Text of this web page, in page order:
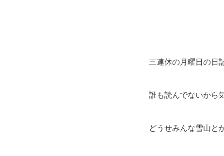
三連休の月曜日の日
誰も読んでないから
どうせみんな雪山と